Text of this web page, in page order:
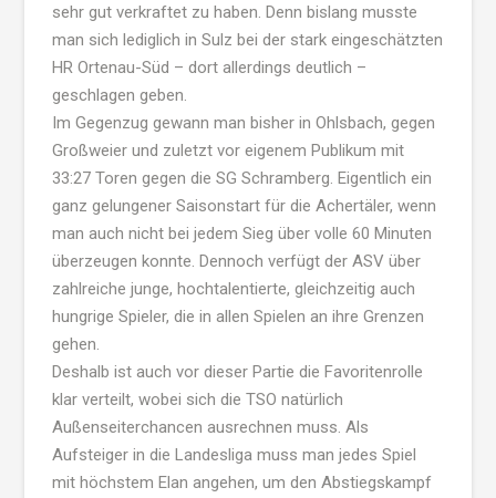
sehr gut verkraftet zu haben. Denn bislang musste
man sich lediglich in Sulz bei der stark eingeschätzten
HR Ortenau-Süd – dort allerdings deutlich –
geschlagen geben.
Im Gegenzug gewann man bisher in Ohlsbach, gegen
Großweier und zuletzt vor eigenem Publikum mit
33:27 Toren gegen die SG Schramberg. Eigentlich ein
ganz gelungener Saisonstart für die Achertäler, wenn
man auch nicht bei jedem Sieg über volle 60 Minuten
überzeugen konnte. Dennoch verfügt der ASV über
zahlreiche junge, hochtalentierte, gleichzeitig auch
hungrige Spieler, die in allen Spielen an ihre Grenzen
gehen.
Deshalb ist auch vor dieser Partie die Favoritenrolle
klar verteilt, wobei sich die TSO natürlich
Außenseiterchancen ausrechnen muss. Als
Aufsteiger in die Landesliga muss man jedes Spiel
mit höchstem Elan angehen, um den Abstiegskampf